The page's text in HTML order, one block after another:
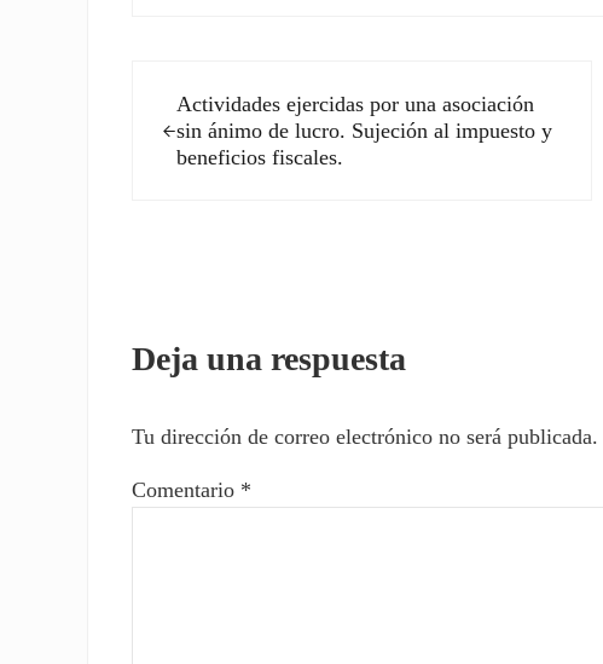
Actividades ejercidas por una asociación
sin ánimo de lucro. Sujeción al impuesto y
beneficios fiscales.
Deja una respuesta
Tu dirección de correo electrónico no será publicada.
Comentario *